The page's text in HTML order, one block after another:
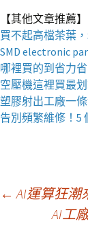
【其他文章推薦】
買不起高檔茶葉
SMD electronic
哪裡買的到省力
空壓機這裡買最
塑膠射出工廠一
告別頻繁維修！5
← AI運算狂潮
AI工